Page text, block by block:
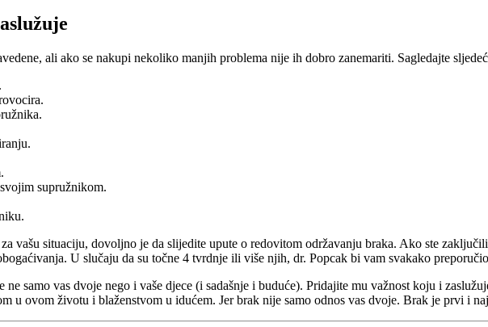
ali ako se nakupi nekoliko manjih problema nije ih dobro zanemariti. Sagledajte
supružnikom.
vašu situaciju, dovoljno je da slijedite upute o redovitom održavanju braka. Ako ste
U slučaju da su točne 4 tvrdnje ili više njih, dr. Popcak bi vam svakako
samo vas dvoje nego i vaše djece (i sadašnje i buduće). Pridajite mu važnost koju i
u ovom životu i blaženstvom u idućem. Jer brak nije samo odnos vas dvoje. Brak je prvi i